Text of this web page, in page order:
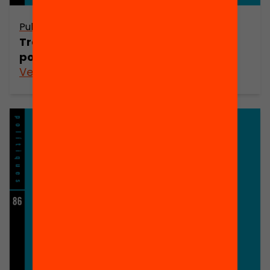
Publicació
Transicions a l’educació secundària
postobligatòria a Catalunya
Veure’n més